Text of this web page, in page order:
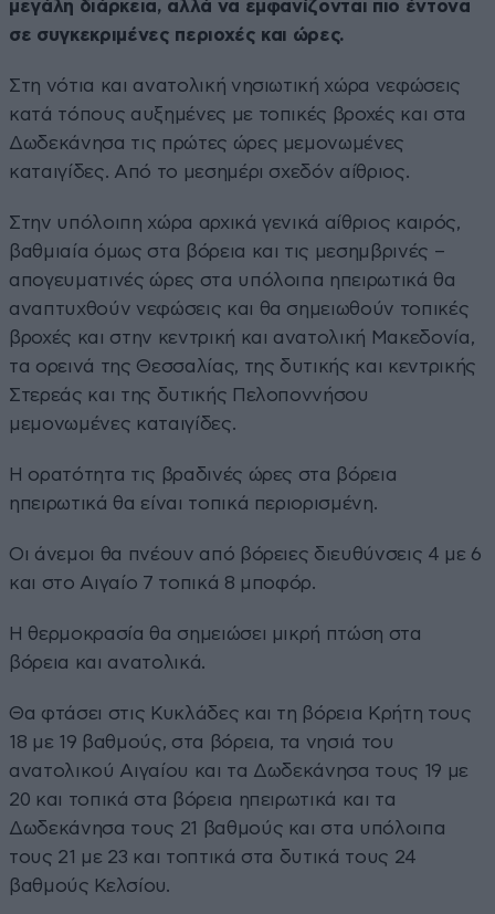
μεγάλη διάρκεια, αλλά να εμφανίζονται πιο έντονα
σε συγκεκριμένες περιοχές και ώρες.
Στη νότια και ανατολική νησιωτική χώρα νεφώσεις
κατά τόπους αυξημένες με τοπικές βροχές και στα
Δωδεκάνησα τις πρώτες ώρες μεμονωμένες
καταιγίδες. Από το μεσημέρι σχεδόν αίθριος.
Στην υπόλοιπη χώρα αρχικά γενικά αίθριος καιρός,
βαθμιαία όμως στα βόρεια και τις μεσημβρινές –
απογευματινές ώρες στα υπόλοιπα ηπειρωτικά θα
αναπτυχθούν νεφώσεις και θα σημειωθούν τοπικές
βροχές και στην κεντρική και ανατολική Μακεδονία,
τα ορεινά της Θεσσαλίας, της δυτικής και κεντρικής
Στερεάς και της δυτικής Πελοποννήσου
μεμονωμένες καταιγίδες.
Η ορατότητα τις βραδινές ώρες στα βόρεια
ηπειρωτικά θα είναι τοπικά περιορισμένη.
Οι άνεμοι θα πνέουν από βόρειες διευθύνσεις 4 με 6
και στο Αιγαίο 7 τοπικά 8 μποφόρ.
Η θερμοκρασία θα σημειώσει μικρή πτώση στα
βόρεια και ανατολικά.
Θα φτάσει στις Κυκλάδες και τη βόρεια Κρήτη τους
18 με 19 βαθμούς, στα βόρεια, τα νησιά του
ανατολικού Αιγαίου και τα Δωδεκάνησα τους 19 με
20 και τοπικά στα βόρεια ηπειρωτικά και τα
Δωδεκάνησα τους 21 βαθμούς και στα υπόλοιπα
τους 21 με 23 και τοπτικά στα δυτικά τους 24
βαθμούς Κελσίου.